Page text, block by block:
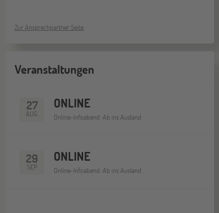
Zur Ansprechpartner Seite
Veranstaltungen
27
AUG
ONLINE
Online-Infoabend: Ab ins Ausland
29
SEP
ONLINE
Online-Infoabend: Ab ins Ausland